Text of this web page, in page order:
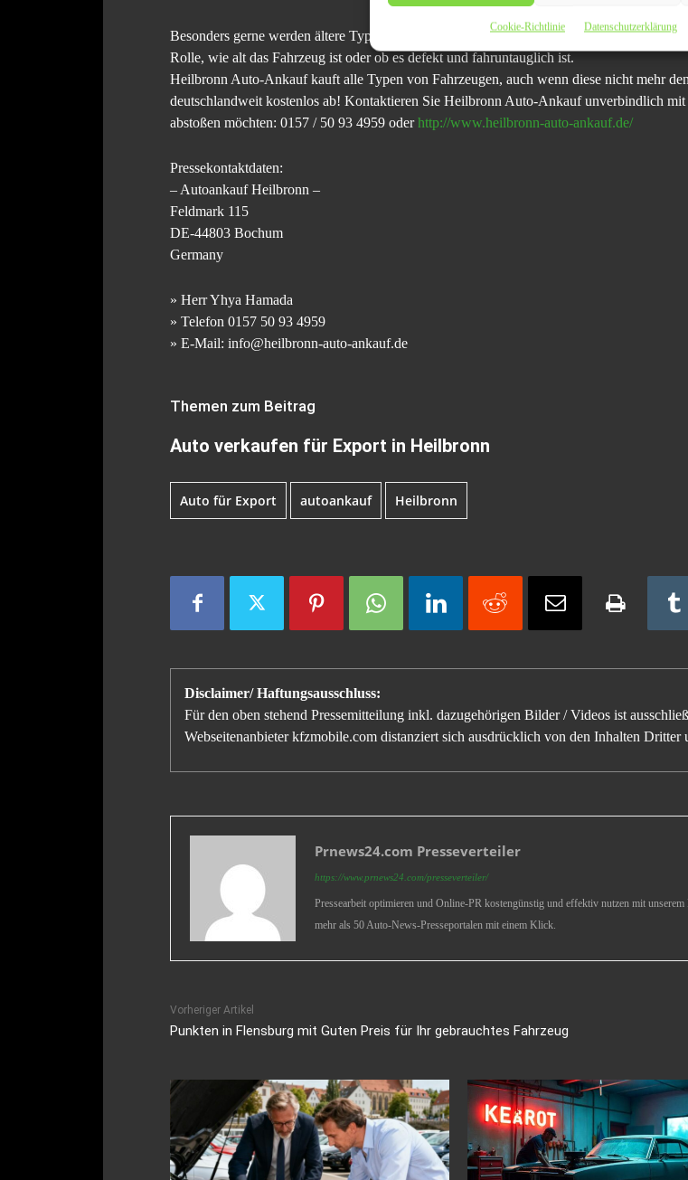
Cookie-Richtlinie Datenschutzerklärung
Besonders gerne werden ältere Typen von Mercedes für den Export angekauft oder alle
Rolle, wie alt das Fahrzeug ist oder ob es defekt und fahruntauglich ist.
Heilbronn Auto-Ankauf kauft alle Typen von Fahrzeugen, auch wenn diese nicht mehr
deutschlandweit kostenlos ab! Kontaktieren Sie Heilbronn Auto-Ankauf unverbindlich mit
abstoßen möchten: 0157 / 50 93 4959 oderhttp://www.heilbronn-auto-ankauf.de/
Pressekontaktdaten:
– Autoankauf Heilbronn –
Feldmark 115
DE-44803 Bochum
Germany
» Herr Yhya Hamada
» Telefon 0157 50 93 4959
» E-Mail: info@heilbronn-auto-ankauf.de
Themen zum Beitrag
Auto verkaufen für Export in Heilbronn
Auto für Export autoankauf Heilbronn
Disclaimer/ Haftungsausschluss:
Für den oben stehend Pressemitteilung inkl. dazugehörigen Bilder / Videos ist
Webseitenanbieter kfzmobile.com distanziert sich ausdrücklich von den Inhalten Dritter
Prnews24.com Presseverteiler
https://www.prnews24.com/presseverteiler/
Pressearbeit optimieren und Online-PR kostengünstig und effektiv nutzen mit
mehr als 50 Auto-News-Presseportalen mit einem Klick.
Vorheriger Artikel
Punkten in Flensburg mit Guten Preis für Ihr gebrauchtes Fahrzeug